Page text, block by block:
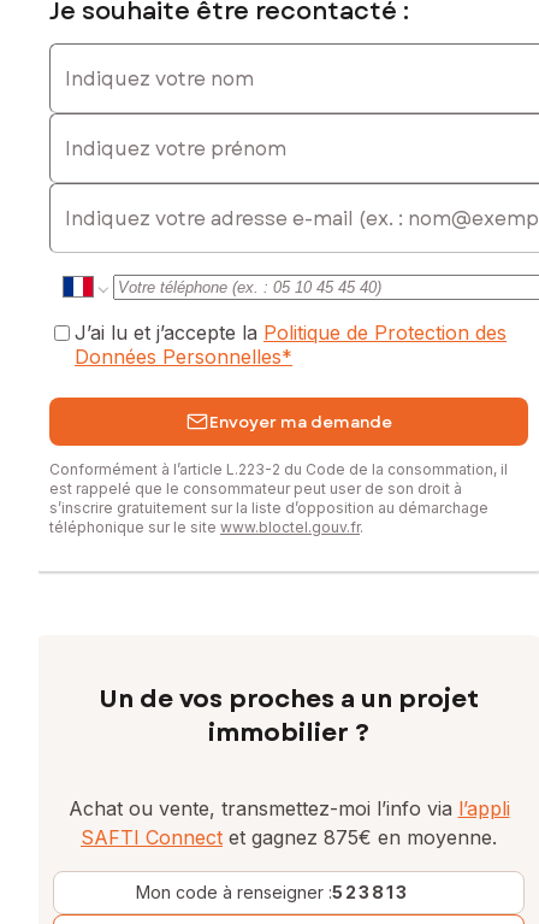
Disponible 7 jours sur 7
exposé sont disponibles sur le site Géorisques :
www.georisques.gouv.fr
Prix de vente : 126 600 €
Honoraires charge vendeur
0764844346, E-mail : tatiana.mazwar@safti.fr - EI - Agent
943488676
Je souhaite être recontacté :
Indiquez votre nom
Indiquez votre prénom
E-mail
J’ai lu et j’accepte la Politique de Protection des
Données Personnelles*
Envoyer ma demande
Conformément à l’article L.223-2 du Code de la consommation, il
est rappelé que le consommateur peut user de son droit à
s’inscrire gratuitement sur la liste d’opposition au démarchage
téléphonique sur le site www.bloctel.gouv.fr.
Un de vos proches a un projet
immobilier ?
Achat ou vente, transmettez-moi l’info via l’appli
SAFTI Connect et gagnez 875€ en moyenne.
Mon code à renseigner :523813